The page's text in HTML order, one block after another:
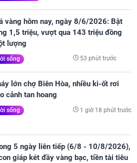
vàng hôm nay, ngày 8/6/2026: Bật
1,5 triệu, vượt qua 143 triệu đồng
lượng
sống 53 phút trước
lớn chợ Biên Hòa, nhiều ki-ốt rơi
cảnh tan hoang
sống 1 giờ 18 phút trước
5 ngày liên tiếp (6/8 - 10/8/2026),
giáp két đầy vàng bạc, tiền tài tiêu